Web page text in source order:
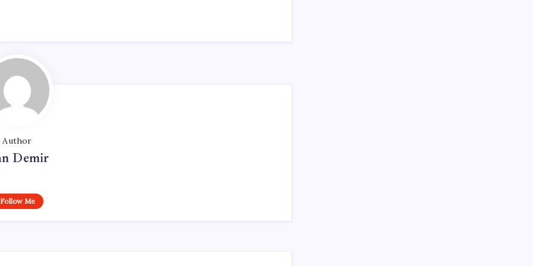
Author
Demir
Follow Me